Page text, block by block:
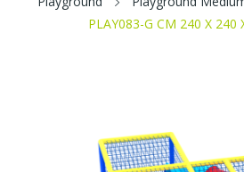
PLAY083-G CM 240 X 240